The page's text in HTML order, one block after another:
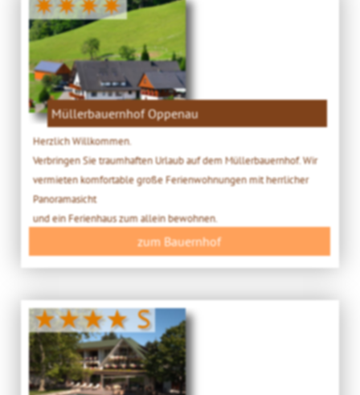
Müllerbauernhof Oppenau
Herzlich Willkommen.
Verbringen Sie traumhaften Urlaub auf dem Müllerbauernhof. Wir
vermieten komfortable große Ferienwohnungen mit herrlicher
Panoramasicht
und ein Ferienhaus zum allein bewohnen.
zum Bauernhof
★★★★ S